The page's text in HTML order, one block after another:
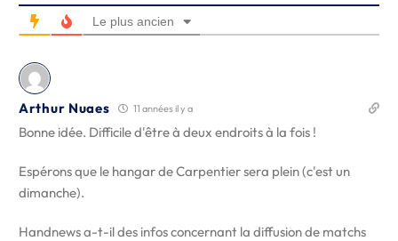
Le plus ancien
Arthur Nuaes 11 années il y a
Bonne idée. Difficile d'être à deux endroits à la fois !
Espérons que le hangar de Carpentier sera plein (c'est un
dimanche).
Handnews a-t-il des infos concernant la diffusion de matchs